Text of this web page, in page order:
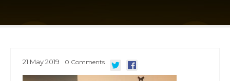
21 May2019 0 Comments